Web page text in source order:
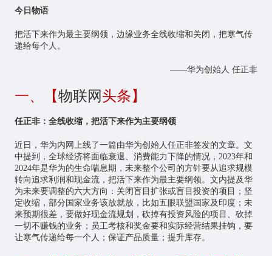
今日物语
把活下来作为最主要纲领，边缘业务全线收缩和关闭，把寒气传
递给每个人。
——华为创始人 任正非
一、【物联网头条】
任正非：全线收缩，把活下来作为主要纲领
近日，华为内网上线了一篇由华为创始人任正非签发的文章。文
中提到，全球经济将面临衰退、消费能力下降的情况，2023年和
2024年是华为的生命喘息期，未来整个公司的方针要从追求规模
转向追求利润和现金流，把活下来作为最主要纲领。文内提及华
为未来要调整的六大方向：关闭盲目扩张或盲目投资的项目；坚
定收缩，部分国家业务该放就放，比如五眼联盟国家及印度；未
来预期很差，要做好现金流规划，砍掉有投资风险的项目、砍掉
一切不赚钱的业务；员工考核和奖金要和实际经营结果挂钩，要
让寒气传递给每一个人；保证产品质量；提升库存。